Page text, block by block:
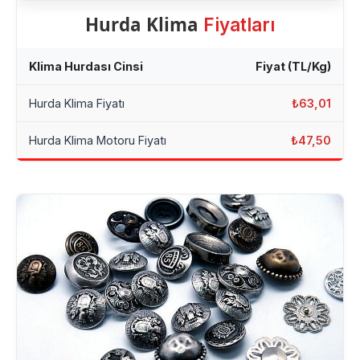
Hurda Klima Fiyatları
Klima Hurdası Cinsi Fiyat (TL/Kg)
Hurda Klima Fiyatı ₺63,01
Hurda Klima Motoru Fiyatı ₺47,50